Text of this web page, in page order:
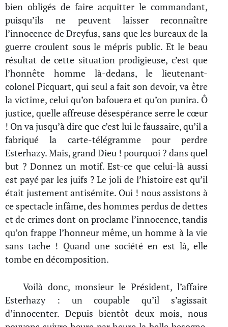
bien obligés de faire acquitter le commandant,
puisqu’ils ne peuvent laisser reconnaître
l’innocence de Dreyfus, sans que les bureaux de la
guerre croulent sous le mépris public. Et le beau
résultat de cette situation prodigieuse, c’est que
l’honnête homme là-dedans, le lieutenant-
colonel Picquart, qui seul a fait son devoir, va être
la victime, celui qu’on bafouera et qu’on punira. Ô
justice, quelle affreuse désespérance serre le cœur
! On va jusqu’à dire que c’est lui le faussaire, qu’il a
fabriqué la carte-télégramme pour perdre
Esterhazy. Mais, grand Dieu ! pourquoi ? dans quel
but ? Donnez un motif. Est-ce que celui-là aussi
est payé par les juifs ? Le joli de l’histoire est qu’il
était justement antisémite. Oui ! nous assistons à
ce spectacle infâme, des hommes perdus de dettes
et de crimes dont on proclame l’innocence, tandis
qu’on frappe l’honneur même, un homme à la vie
sans tache ! Quand une société en est là, elle
tombe en décomposition.
Voilà donc, monsieur le Président, l’affaire
Esterhazy : un coupable qu’il s’agissait
d’innocenter. Depuis bientôt deux mois, nous